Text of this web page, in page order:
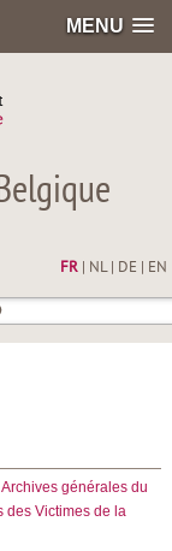
MENU
FR| NL| DE EN
Archives générales du
des Victimes de la